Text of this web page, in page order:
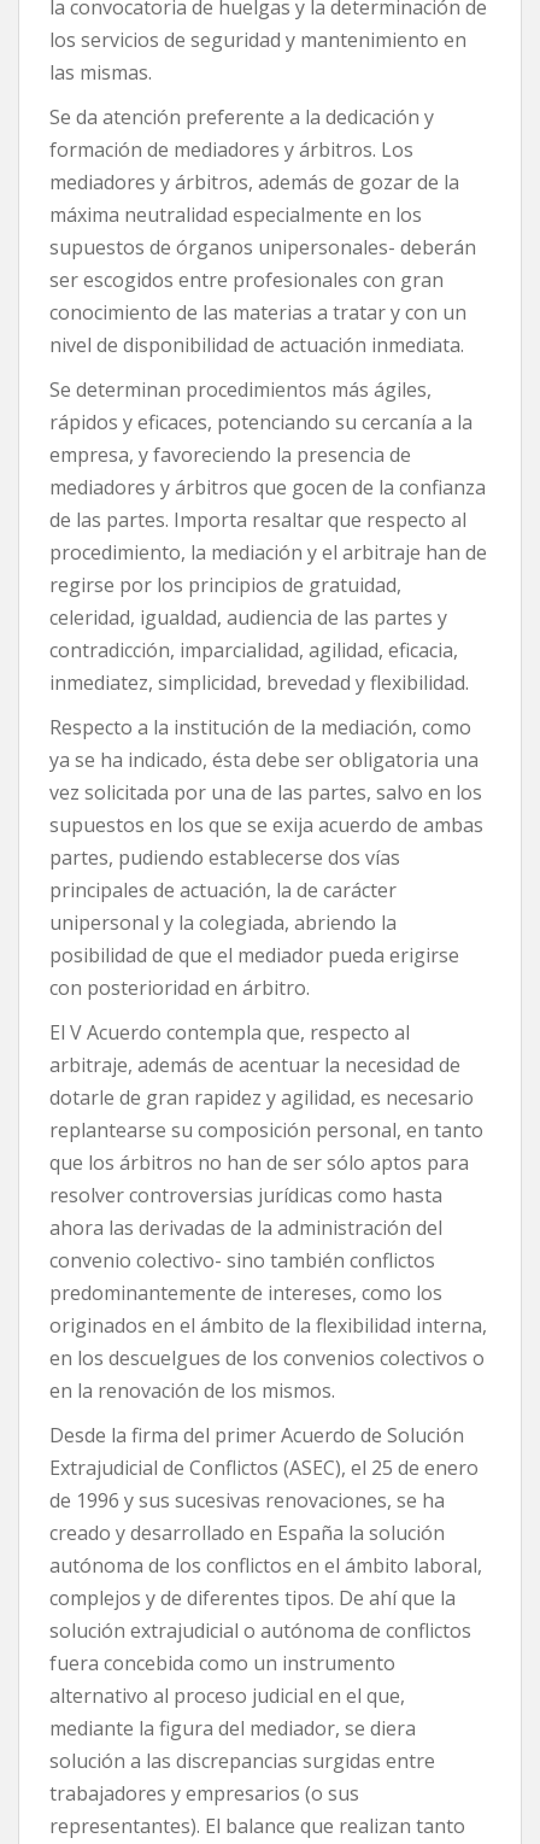
la convocatoria de huelgas y la determinación de
los servicios de seguridad y mantenimiento en
las mismas.
Se da atención preferente a la dedicación y
formación de mediadores y árbitros. Los
mediadores y árbitros, además de gozar de la
máxima neutralidad especialmente en los
supuestos de órganos unipersonales- deberán
ser escogidos entre profesionales con gran
conocimiento de las materias a tratar y con un
nivel de disponibilidad de actuación inmediata.
Se determinan procedimientos más ágiles,
rápidos y eficaces, potenciando su cercanía a la
empresa, y favoreciendo la presencia de
mediadores y árbitros que gocen de la confianza
de las partes. Importa resaltar que respecto al
procedimiento, la mediación y el arbitraje han de
regirse por los principios de gratuidad,
celeridad, igualdad, audiencia de las partes y
contradicción, imparcialidad, agilidad, eficacia,
inmediatez, simplicidad, brevedad y flexibilidad.
Respecto a la institución de la mediación, como
ya se ha indicado, ésta debe ser obligatoria una
vez solicitada por una de las partes, salvo en los
supuestos en los que se exija acuerdo de ambas
partes, pudiendo establecerse dos vías
principales de actuación, la de carácter
unipersonal y la colegiada, abriendo la
posibilidad de que el mediador pueda erigirse
con posterioridad en árbitro.
El V Acuerdo contempla que, respecto al
arbitraje, además de acentuar la necesidad de
dotarle de gran rapidez y agilidad, es necesario
replantearse su composición personal, en tanto
que los árbitros no han de ser sólo aptos para
resolver controversias jurídicas como hasta
ahora las derivadas de la administración del
convenio colectivo- sino también conflictos
predominantemente de intereses, como los
originados en el ámbito de la flexibilidad interna,
en los descuelgues de los convenios colectivos o
en la renovación de los mismos.
Desde la firma del primer Acuerdo de Solución
Extrajudicial de Conflictos (ASEC), el 25 de enero
de 1996 y sus sucesivas renovaciones, se ha
creado y desarrollado en España la solución
autónoma de los conflictos en el ámbito laboral,
complejos y de diferentes tipos. De ahí que la
solución extrajudicial o autónoma de conflictos
fuera concebida como un instrumento
alternativo al proceso judicial en el que,
mediante la figura del mediador, se diera
solución a las discrepancias surgidas entre
trabajadores y empresarios (o sus
representantes). El balance que realizan tanto